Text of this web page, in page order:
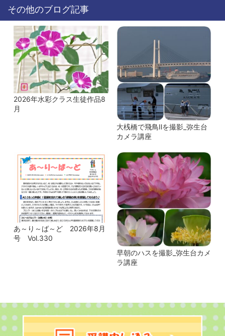
その他のブログ記事
2026年水彩クラス生徒作品8
月
大桟橋で飛鳥Ⅱを撮影_弥生台
カメラ講座
あ～り～ば～ど 2026年8月
号 Vol.330
早朝のハスを撮影_弥生台カメ
ラ講座